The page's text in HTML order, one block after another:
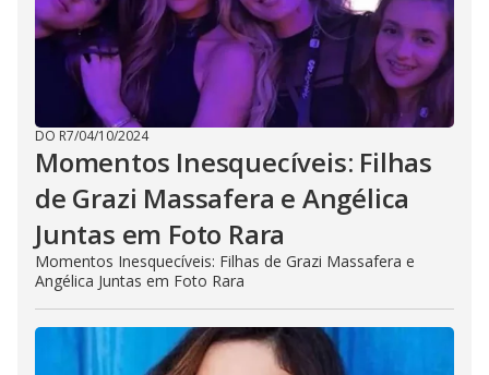
DO R7/04/10/2024
Momentos Inesquecíveis: Filhas
de Grazi Massafera e Angélica
Juntas em Foto Rara
Momentos Inesquecíveis: Filhas de Grazi Massafera e
Angélica Juntas em Foto Rara